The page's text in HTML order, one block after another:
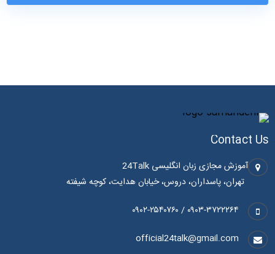
Contact Us
آموزش مجازی زبان انگلیسی 24Talk
تهران، پاسداران، دروس، خیابان هدایت، کوچه شیفته
۰۹۰۳-۳۷۲۲۲۶۴ / ۰۹۰۲-۲۵۴۰۷۶۰
official24talk@gmail.com